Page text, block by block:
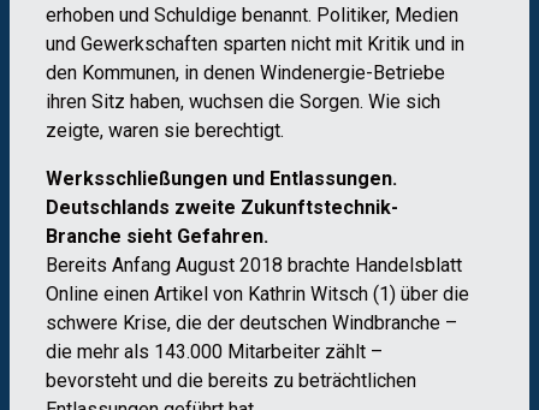
erhoben und Schuldige benannt. Politiker, Medien
und Gewerkschaften sparten nicht mit Kritik und in
den Kommunen, in denen Windenergie-Betriebe
ihren Sitz haben, wuchsen die Sorgen. Wie sich
zeigte, waren sie berechtigt.
Werksschließungen und Entlassungen.
Deutschlands zweite Zukunftstechnik-
Branche sieht Gefahren.
Bereits Anfang August 2018 brachte Handelsblatt
Online einen Artikel von Kathrin Witsch (1) über die
schwere Krise, die der deutschen Windbranche –
die mehr als 143.000 Mitarbeiter zählt –
bevorsteht und die bereits zu beträchtlichen